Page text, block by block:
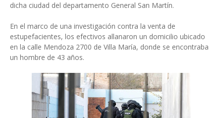
dicha ciudad del departamento General San Martín.
En el marco de una investigación contra la venta de
estupefacientes, los efectivos allanaron un domicilio ubicado
en la calle Mendoza 2700 de Villa María, donde se encontraba
un hombre de 43 años.